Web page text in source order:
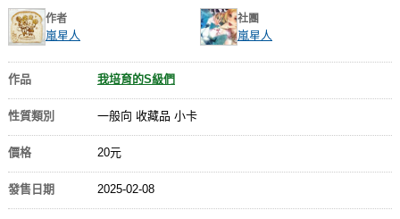
作者
嵐星人
社團
嵐星人
作品 我培育的S級們
性質類別 一般向 收藏品 小卡
價格 20元
發售日期 2025-02-08